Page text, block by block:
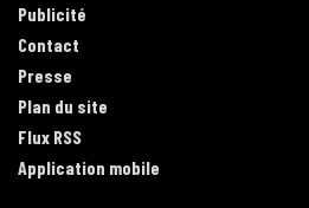
Publicité
Contact
Presse
Plan du site
Flux RSS
Application mobile